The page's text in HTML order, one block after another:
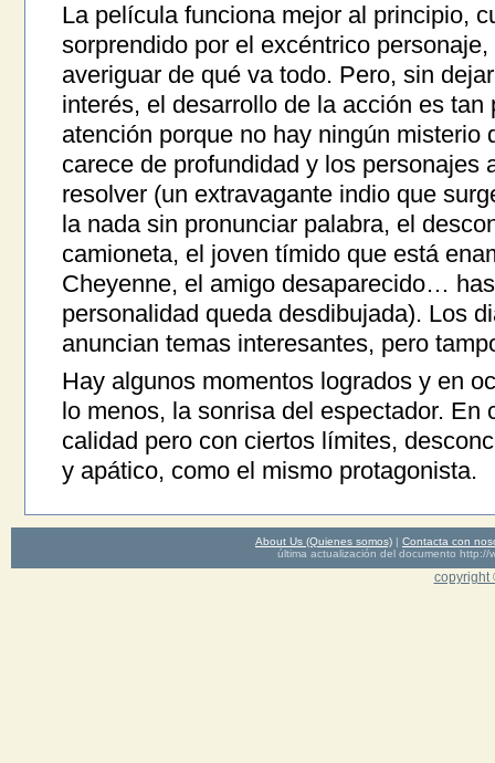
La película funciona mejor al principio,
sorprendido por el excéntrico
averiguar de qué va todo. Pero, sin
interés, el desarrollo de la acción es tan
atención porque no hay ningún misterio
carece de profundidad y los personajes
resolver (un extravagante indio que
la nada sin pronunciar palabra, el
camioneta, el joven tímido que está
Cheyenne, el amigo desaparecido…
personalidad queda desdibujada). Los
anuncian temas interesantes, pero
Hay algunos momentos logrados y en
lo menos, la sonrisa del espectador. En
calidad pero con ciertos límites,
y apático, como el mismo protagonista.
About Us (Quienes somos) | Contacta con
última actualización del documento http://
copyright